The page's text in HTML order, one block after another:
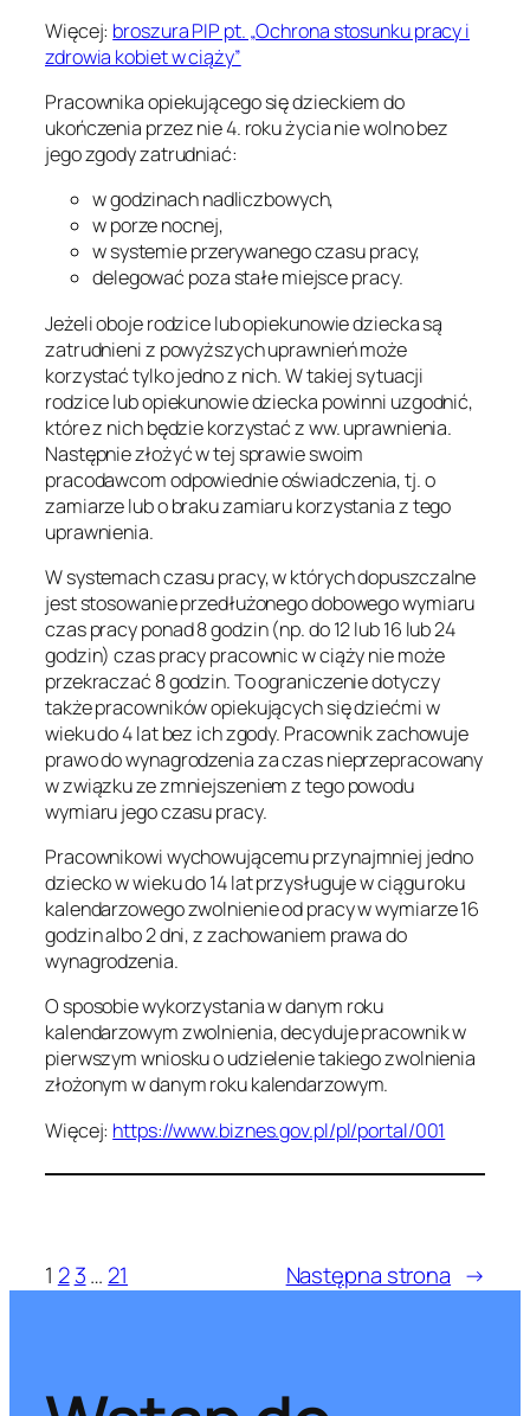
Więcej: broszura PIP pt. „Ochrona stosunku pracy i
zdrowia kobiet w ciąży”
Pracownika opiekującego się dzieckiem do
ukończenia przez nie 4. roku życia nie wolno bez
jego zgody zatrudniać:
w godzinach nadliczbowych,
w porze nocnej,
w systemie przerywanego czasu pracy,
delegować poza stałe miejsce pracy.
Jeżeli oboje rodzice lub opiekunowie dziecka są
zatrudnieni z powyższych uprawnień może
korzystać tylko jedno z nich. W takiej sytuacji
rodzice lub opiekunowie dziecka powinni uzgodnić,
które z nich będzie korzystać z ww. uprawnienia.
Następnie złożyć w tej sprawie swoim
pracodawcom odpowiednie oświadczenia, tj. o
zamiarze lub o braku zamiaru korzystania z tego
uprawnienia.
W systemach czasu pracy, w których dopuszczalne
jest stosowanie przedłużonego dobowego wymiaru
czas pracy ponad 8 godzin (np. do 12 lub 16 lub 24
godzin) czas pracy pracownic w ciąży nie może
przekraczać 8 godzin. To ograniczenie dotyczy
także pracowników opiekujących się dziećmi w
wieku do 4 lat bez ich zgody. Pracownik zachowuje
prawo do wynagrodzenia za czas nieprzepracowany
w związku ze zmniejszeniem z tego powodu
wymiaru jego czasu pracy.
Pracownikowi wychowującemu przynajmniej jedno
dziecko w wieku do 14 lat przysługuje w ciągu roku
kalendarzowego zwolnienie od pracy w wymiarze 16
godzin albo 2 dni, z zachowaniem prawa do
wynagrodzenia.
O sposobie wykorzystania w danym roku
kalendarzowym zwolnienia, decyduje pracownik w
pierwszym wniosku o udzielenie takiego zwolnienia
złożonym w danym roku kalendarzowym.
Więcej: https://www.biznes.gov.pl/pl/portal/001
1 2 3… 21 Następna strona →